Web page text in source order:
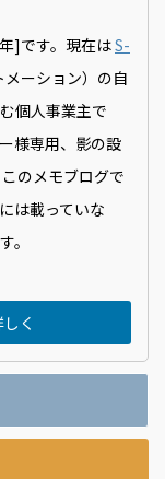
]です。現在はS-
ーション）の自
個人事業主で
様専用、影の設
のメモブログで
は載っていな
。
く